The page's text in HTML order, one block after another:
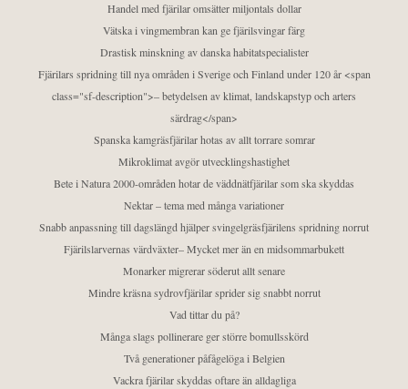
Handel med fjärilar omsätter miljontals dollar
Vätska i vingmembran kan ge fjärilsvingar färg
Drastisk minskning av danska habitatspecialister
Fjärilars spridning till nya områden i Sverige och Finland under 120 år <span
class="sf-description">– betydelsen av klimat, landskapstyp och arters
särdrag</span>
Spanska kamgräsfjärilar hotas av allt torrare somrar
Mikroklimat avgör utvecklingshastighet
Bete i Natura 2000-områden hotar de väddnätfjärilar som ska skyddas
Nektar – tema med många variationer
Snabb anpassning till dagslängd hjälper svingelgräsfjärilens spridning norrut
Fjärilslarvernas värdväxter– Mycket mer än en midsommarbukett
Monarker migrerar söderut allt senare
Mindre kräsna sydrovfjärilar sprider sig snabbt norrut
Vad tittar du på?
Många slags pollinerare ger större bomullsskörd
Två generationer påfågelöga i Belgien
Vackra fjärilar skyddas oftare än alldagliga